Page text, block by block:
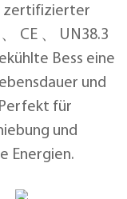
zertifizierter
CE 、 UN38.3
Bess eine
und
für
und
Energien.